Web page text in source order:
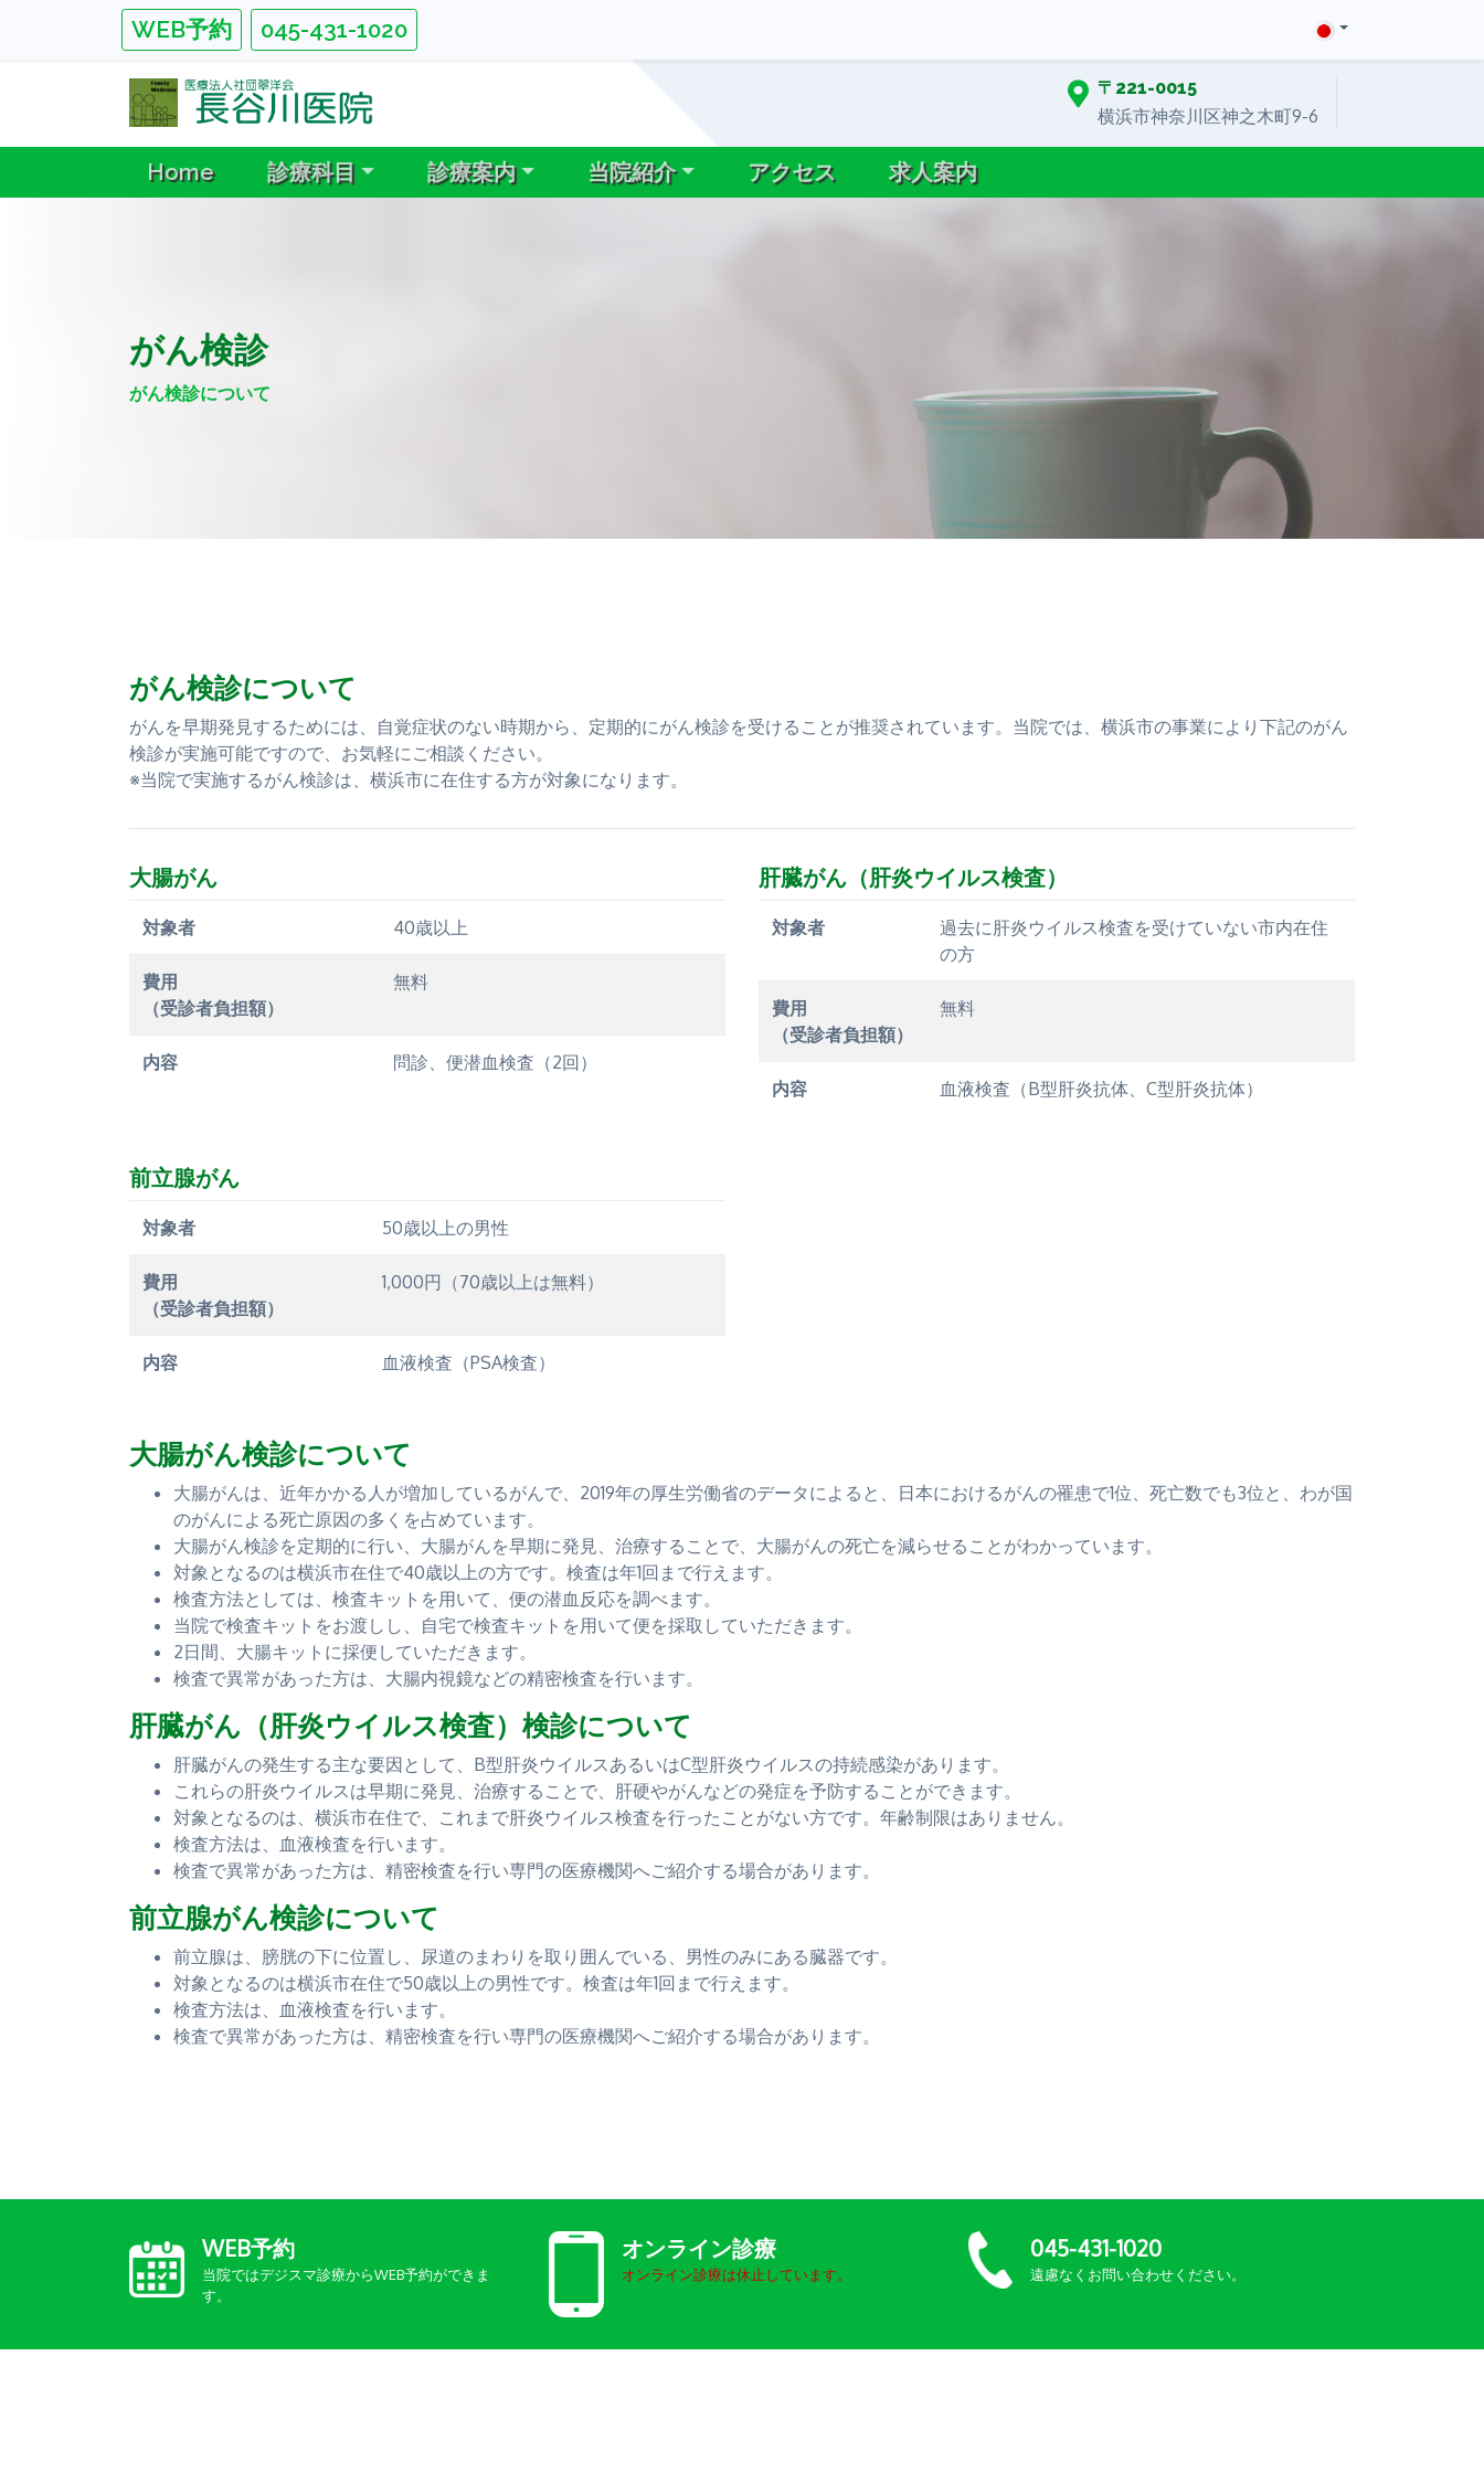
WEB予約 045-431-1020
〒221-0015
横浜市神奈川区神之木町9-6
Home 診療科目 診療案内 当院紹介 アクセス 求人案内
がん検診
がん検診について
がん検診について
がんを早期発見するためには、自覚症状のない時期から、定期的にがん検診を受けることが推奨されています。当院では、横浜市の事業により下記のがん
検診が実施可能ですので、お気軽にご相談ください。
※当院で実施するがん検診は、横浜市に在住する方が対象になります。
大腸がん
対象者 40歳以上
費用
（受診者負担額）
無料
内容 問診、便潜血検査（2回）
肝臓がん（肝炎ウイルス検査）
対象者
過去に肝炎ウイルス検査を受けていない市内在住
の方
費用
（受診者負担額）
無料
内容 血液検査（B型肝炎抗体、C型肝炎抗体）
前立腺がん
対象者 50歳以上の男性
費用
（受診者負担額）
1,000円（70歳以上は無料）
内容 血液検査（PSA検査）
大腸がん検診について
大腸がんは、近年かかる人が増加しているがんで、2019年の厚生労働省のデータによると、日本におけるがんの罹患で1位、死亡数でも3位と、わが国
のがんによる死亡原因の多くを占めています。
大腸がん検診を定期的に行い、大腸がんを早期に発見、治療することで、大腸がんの死亡を減らせることがわかっています。
対象となるのは横浜市在住で40歳以上の方です。検査は年1回まで行えます。
検査方法としては、検査キットを用いて、便の潜血反応を調べます。
当院で検査キットをお渡しし、自宅で検査キットを用いて便を採取していただきます。
2日間、大腸キットに採便していただきます。
検査で異常があった方は、大腸内視鏡などの精密検査を行います。
肝臓がん（肝炎ウイルス検査）検診について
肝臓がんの発生する主な要因として、B型肝炎ウイルスあるいはC型肝炎ウイルスの持続感染があります。
これらの肝炎ウイルスは早期に発見、治療することで、肝硬やがんなどの発症を予防することができます。
対象となるのは、横浜市在住で、これまで肝炎ウイルス検査を行ったことがない方です。年齢制限はありません。
検査方法は、血液検査を行います。
検査で異常があった方は、精密検査を行い専門の医療機関へご紹介する場合があります。
前立腺がん検診について
前立腺は、膀胱の下に位置し、尿道のまわりを取り囲んでいる、男性のみにある臓器です。
対象となるのは横浜市在住で50歳以上の男性です。検査は年1回まで行えます。
検査方法は、血液検査を行います。
検査で異常があった方は、精密検査を行い専門の医療機関へご紹介する場合があります。
WEB予約
当院ではデジスマ診療からWEB予約ができま
す。
オンライン診療
オンライン診療は休止しています。
045-431-1020
遠慮なくお問い合わせください。